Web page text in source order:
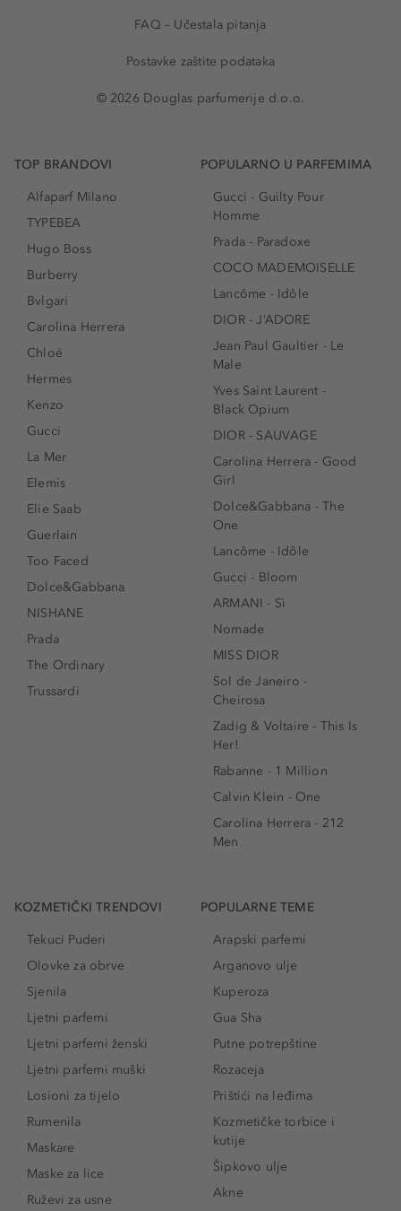
FAQ – Učestala pitanja
Postavke zaštite podataka
© 2026 Douglas parfumerije d.o.o.
TOP BRANDOVI
Alfaparf Milano
TYPEBEA
Hugo Boss
Burberry
Bvlgari
Carolina Herrera
Chloé
Hermes
Kenzo
Gucci
La Mer
Elemis
Elie Saab
Guerlain
Too Faced
Dolce&Gabbana
NISHANE
Prada
The Ordinary
Trussardi
POPULARNO U PARFEMIMA
Gucci - Guilty Pour
Homme
Prada - Paradoxe
COCO MADEMOISELLE
Lancôme - Idôle
DIOR - J’ADORE
Jean Paul Gaultier - Le
Male
Yves Saint Laurent -
Black Opium
DIOR - SAUVAGE
Carolina Herrera - Good
Girl
Dolce&Gabbana - The
One
Lancôme - Idôle
Gucci - Bloom
ARMANI - Sì
Nomade
MISS DIOR
Sol de Janeiro -
Cheirosa
Zadig & Voltaire - This Is
Her!
Rabanne - 1 Million
Calvin Klein - One
Carolina Herrera - 212
Men
KOZMETIČKI TRENDOVI
Tekuci Puderi
Olovke za obrve
Sjenila
Ljetni parfemi
Ljetni parfemi ženski
Ljetni parfemi muški
Losioni za tijelo
Rumenila
Maskare
Maske za lice
Ruževi za usne
POPULARNE TEME
Arapski parfemi
Arganovo ulje
Kuperoza
Gua Sha
Putne potrepštine
Rozaceja
Prištići na leđima
Kozmetičke torbice i
kutije
Šipkovo ulje
Akne